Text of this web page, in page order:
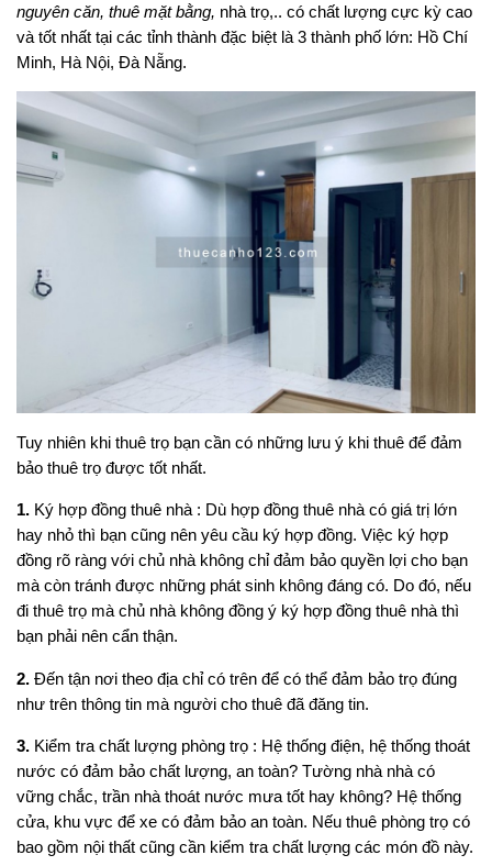
nguyên căn, thuê mặt bằng, nhà trọ,.. có chất lượng cực kỳ cao
và tốt nhất tại các tỉnh thành đặc biệt là 3 thành phố lớn: Hồ Chí
Minh, Hà Nội, Đà Nẵng.
Tuy nhiên khi thuê trọ bạn cần có những lưu ý khi thuê để đảm
bảo thuê trọ được tốt nhất.
1. Ký hợp đồng thuê nhà : Dù hợp đồng thuê nhà có giá trị lớn
hay nhỏ thì bạn cũng nên yêu cầu ký hợp đồng. Việc ký hợp
đồng rõ ràng với chủ nhà không chỉ đảm bảo quyền lợi cho bạn
mà còn tránh được những phát sinh không đáng có. Do đó, nếu
đi thuê trọ mà chủ nhà không đồng ý ký hợp đồng thuê nhà thì
bạn phải nên cẩn thận.
2. Đến tận nơi theo địa chỉ có trên để có thể đảm bảo trọ đúng
như trên thông tin mà người cho thuê đã đăng tin.
3. Kiểm tra chất lượng phòng trọ : Hệ thống điện, hệ thống thoát
nước có đảm bảo chất lượng, an toàn? Tường nhà nhà có
vững chắc, trần nhà thoát nước mưa tốt hay không? Hệ thống
cửa, khu vực để xe có đảm bảo an toàn. Nếu thuê phòng trọ có
bao gồm nội thất cũng cần kiểm tra chất lượng các món đồ này.